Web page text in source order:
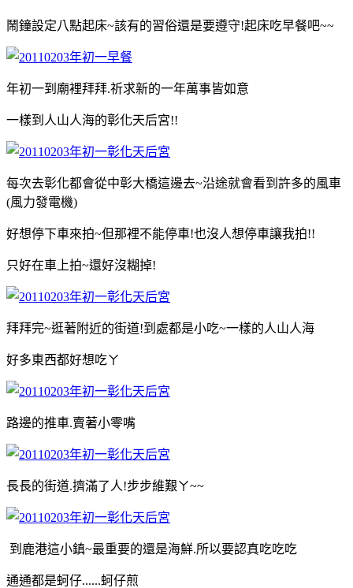
鬧鐘設定八點起床~該有的習俗還是要遵守!起床吃早餐吧~~
年初一到廟裡拜拜.祈求新的一年萬事皆如意
一樣到人山人海的彰化天后宮!!
每次去彰化都會從中彰大橋這邊去~沿途就會看到許多的風車
(風力發電機)
好想停下車來拍~但那裡不能停車!也沒人想停車讓我拍!!
只好在車上拍~還好沒糊掉!
拜拜完~逛著附近的街道!到處都是小吃~一樣的人山人海
好多東西都好想吃ㄚ
路邊的推車.賣著小零嘴
長長的街道.擠滿了人!步步維艱ㄚ~~
到鹿港這小鎮~最重要的還是海鮮.所以要認真吃吃吃
通通都是蚵仔......蚵仔煎